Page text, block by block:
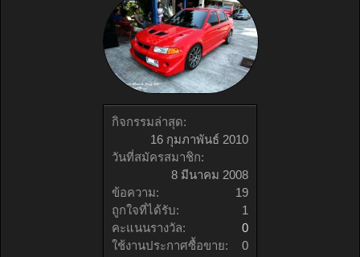
กิจกรรมล่าสุด:
16 กุมภาพันธ์ 2010
วันที่สมัครสมาชิก:
8 มีนาคม 2008
ข้อความ:
19
ถูกใจที่ได้รับ:
1
คะแนนรางวัล:
0
ใช้งานประกาศซื้อขาย:
0